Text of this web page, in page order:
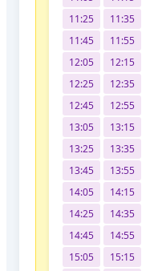
11:25
11:35
11:45
11:55
12:05
12:15
12:25
12:35
12:45
12:55
13:05
13:15
13:25
13:35
13:45
13:55
14:05
14:15
14:25
14:35
14:45
14:55
15:05
15:15